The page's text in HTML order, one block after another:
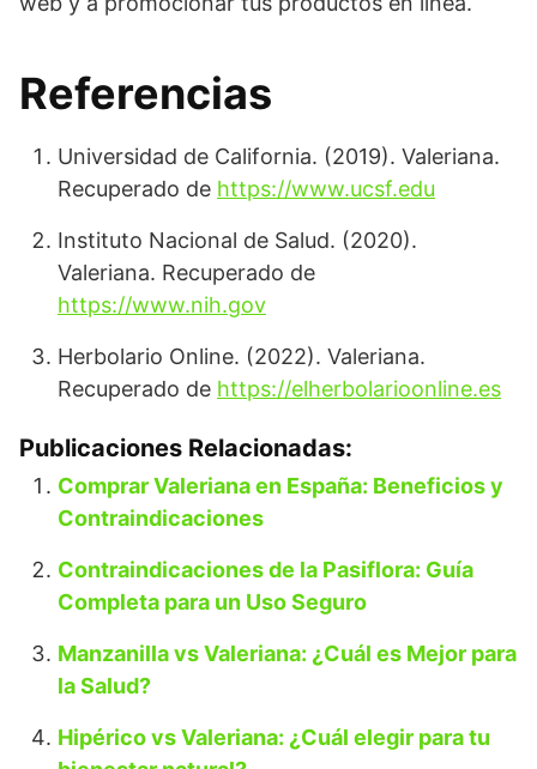
Referencias
Universidad de California. (2019). Valeriana.
Recuperado de https://www.ucsf.edu
Instituto Nacional de Salud. (2020).
Valeriana. Recuperado de
https://www.nih.gov
Herbolario Online. (2022). Valeriana.
Recuperado de https://elherbolarioonline.es
Publicaciones Relacionadas:
Comprar Valeriana en España: Beneficios y
Contraindicaciones
Contraindicaciones de la Pasiflora: Guía
Completa para un Uso Seguro
Manzanilla vs Valeriana: ¿Cuál es Mejor para
la Salud?
Hipérico vs Valeriana: ¿Cuál elegir para tu